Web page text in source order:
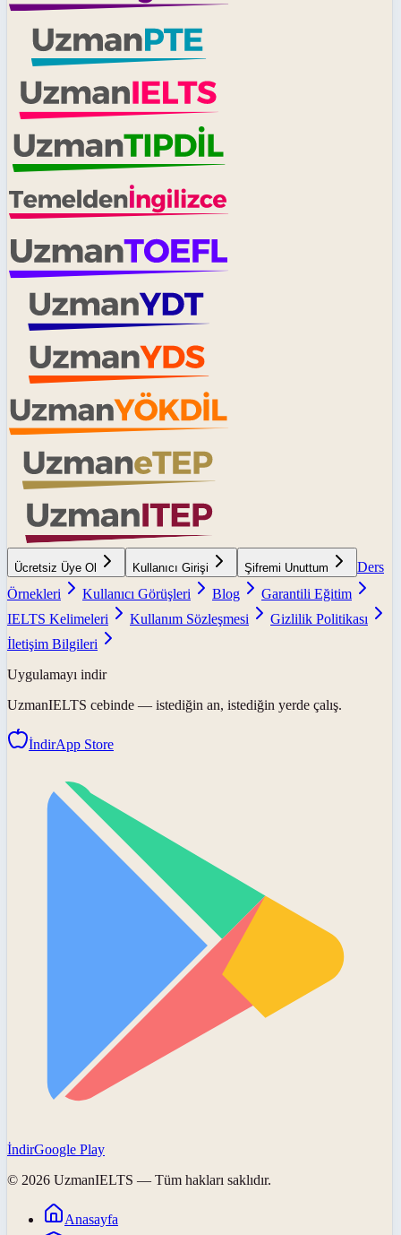
Ücretsiz Üye Ol Kullanıcı Girişi Şifremi Unuttum
Ders
Örnekleri
Kullanıcı Görüşleri Blog
Garantili Eğitim
IELTS Kelimeleri
Kullanım Sözleşmesi
Gizlilik Politikası
İletişim Bilgileri
Uygulamayı indir
UzmanIELTS cebinde — istediğin an, istediğin yerde çalış.
İndirApp Store
İndirGoogle Play
© 2026 UzmanIELTS — Tüm hakları saklıdır.
Anasayfa